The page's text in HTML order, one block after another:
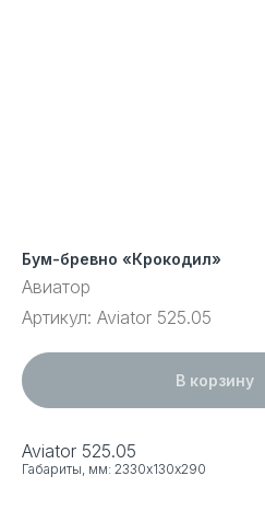
Бум-бревно «Крокодил»
Авиатор
Артикул: Aviator 525.05
В корзину
Aviator 525.05
Габариты, мм: 2330х130х290